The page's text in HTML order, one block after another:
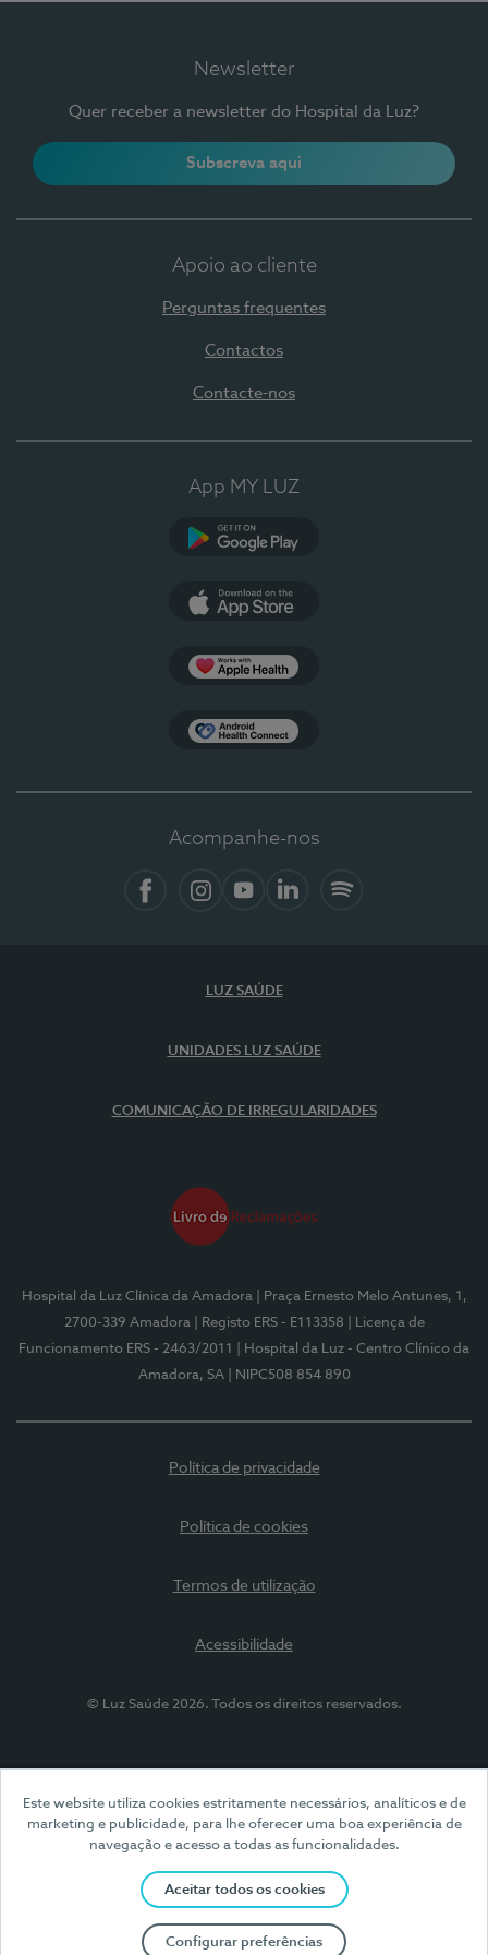
Este website utiliza cookies estritamente necessários, analíticos e de
marketing e publicidade, para lhe oferecer uma boa experiência de
navegação e acesso a todas as funcionalidades.
Aceitar todos os cookies
Configurar preferências
Newsletter
Quer receber a newsletter do Hospital da Luz?
Subscreva aqui
Apoio ao cliente
Perguntas frequentes
Contactos
Contacte-nos
App MY LUZ
Acompanhe-nos
LUZ SAÚDE
UNIDADES LUZ SAÚDE
COMUNICAÇÃO DE IRREGULARIDADES
Hospital da Luz Clínica da Amadora
| Praça Ernesto Melo Antunes, 1,
2700-339 Amadora
| Registo ERS - E113358
| Licença de
Funcionamento ERS - 2463/2011
| Hospital da Luz - Centro Clínico da
Amadora, SA
| NIPC508 854 890
Política de privacidade
Política de cookies
Termos de utilização
Acessibilidade
© Luz Saúde 2026. Todos os direitos reservados.